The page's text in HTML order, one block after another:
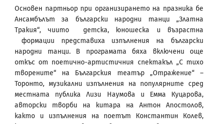
Основен партньор при организирането на празника бе
Ансамбълът за български народни танци „Златна
Тракия“, чиито детска, юношеска и възрастна
формации представиха изпълнения на български
народни танци. В програмата бяха включени още
откъс от поетично-артистичния спектакъл „С тихо
творените“ на Българския театър „Отражение“ –
Торонто, музикални изпълнения на популярните сред
местната публика Лизи Наумова и Емма Куцарова,
авторски творби на китара на Антон Апостолов,
както и изпълнения на поетът Константин Колев,